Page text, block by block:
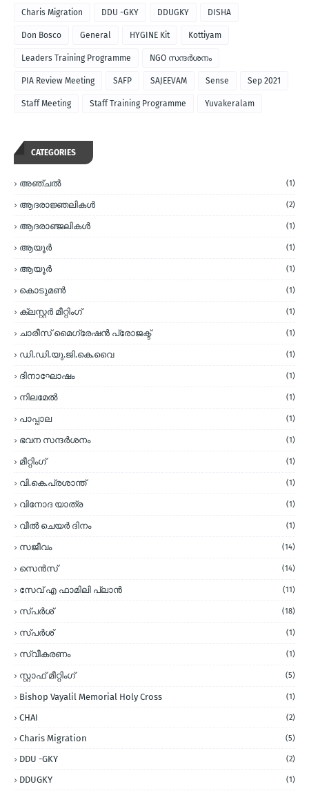
Charis Migration DDU -GKY DDUGKY DISHA
Don Bosco General HYGINE Kit Kottiyam
Leaders Training Programme NGO സന്ദര്‍ശനം
PIA Review Meeting SAFP SAJEEVAM Sense Sep 2021
Staff Meeting Staff Training Programme Yuvakeralam
CATEGORIES
അഞ്ചല്‍ (1)
ആദരാജ്ഞലികള്‍ (2)
ആദരാഞ്ജലികള്‍ (1)
ആയൂര്‍ (1)
ആയൂർ (1)
കൊടുമണ്‍ (1)
ക്ലസ്റ്റര്‍ മീറ്റിംഗ് (1)
ചാരീസ് മൈഗ്രേഷന്‍ പ്രോജക്ട് (1)
ഡി.ഡി.യു.ജി.കെ.വൈ (1)
ദിനാഘോഷം (1)
നിലമേല്‍ (1)
പാപ്പാല (1)
ഭവന സന്ദര്‍ശനം (1)
മീറ്റിംഗ് (1)
വി.കെ.പ്രശാന്ത് (1)
വിനോദ യാത്ര (1)
വീല്‍ ചെയര്‍ ദിനം (1)
സജീവം (14)
സെന്‍സ് (14)
സേവ് എ ഫാമിലി പ്ലാന്‍ (11)
സ്പര്‍ശ് (18)
സ്പർശ് (1)
സ്വീകരണം (1)
സ്റ്റാഫ് മീറ്റിംഗ് (5)
Bishop Vayalil Memorial Holy Cross (1)
CHAI (2)
Charis Migration (5)
DDU -GKY (2)
DDUGKY (1)